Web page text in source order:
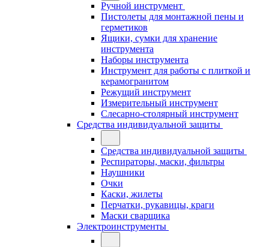
Ручной инструмент
Пистолеты для монтажной пены и
герметиков
Ящики, сумки для хранение
инструмента
Наборы инструмента
Инструмент для работы с плиткой и
керамогранитом
Режущий инструмент
Измерительный инструмент
Слесарно-столярный инструмент
Средства индивидуальной защиты
Средства индивидуальной защиты
Респираторы, маски, фильтры
Наушники
Очки
Каски, жилеты
Перчатки, рукавицы, краги
Маски сварщика
Электроинструменты